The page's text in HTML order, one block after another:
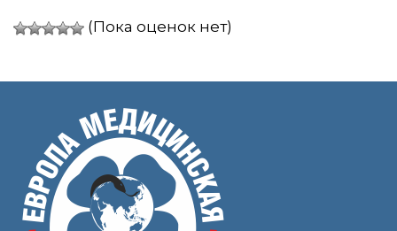
(Пока оценок нет)